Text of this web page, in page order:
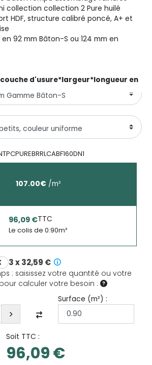
collection collection 2 Pure huilé
HDF, structure calibré poncé, A+ et
92 mm Bâton-S ou 124 mm en
d'usure*largeur*longueur en
107.00€/m²
96,09 €TTC
Le colis de 0.90m²
3 x 32,59 €
: saisissez votre quantité ou votre
calculer votre besoin :
Surface (m²) :
Soit TTC :
96,09 €